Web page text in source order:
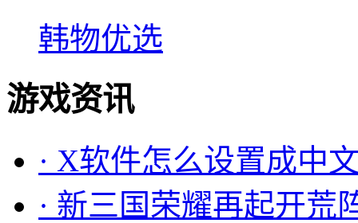
韩物优选
游戏资讯
· X软件怎么设置成中
· 新三国荣耀再起开荒